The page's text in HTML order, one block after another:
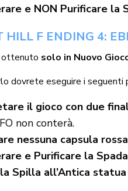
e NON Purificare la
HILL F ENDING 4:
ottenuto solo in Nuovo
dovrete eseguire i seguenti
il gioco con due
non conterà.
nessuna capsula rossa
e Purificare la
Spilla all’Antica statua